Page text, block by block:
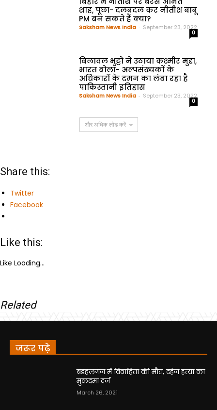
शाह, पूछा- दलबदल कर नीतीश बाबू
PM बन सकते हैं क्या?
Saksham News India - September 23, 2022
0
बिलावल भुट्टो ने उठाया कश्मीर मुद्दा,
भारत बोला- अल्पसंख्यकों के
अधिकारों के दमन का लंबा रहा है
पाकिस्तानी इतिहास
Saksham News India - September 23, 2022
0
और अधिक लोड करें
Share this:
Twitter
Facebook
Like this:
Like Loading...
Related
जरूर पढ़े
बड़हलगंज में विवाहिता की मौत, दहेज हत्या का
मुकदमा दर्ज
March 26, 2021